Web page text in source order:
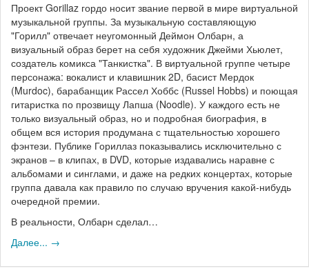
Проект Gorillaz гордо носит звание первой в мире виртуальной
музыкальной группы. За музыкальную составляющую
"Горилл" отвечает неугомонный Деймон Олбарн, а
визуальный образ берет на себя художник Джейми Хьюлет,
создатель комикса "Танкистка". В виртуальной группе четыре
персонажа: вокалист и клавишник 2D, басист Мердок
(Murdoc), барабанщик Рассел Хоббс (Russel Hobbs) и поющая
гитаристка по прозвищу Лапша (Noodle). У каждого есть не
только визуальный образ, но и подробная биография, в
общем вся история продумана с тщательностью хорошего
фэнтези. Публике Гориллаз показывались исключительно с
экранов – в клипах, в DVD, которые издавались наравне с
альбомами и синглами, и даже на редких концертах, которые
группа давала как правило по случаю вручения какой-нибудь
очередной премии.
В реальности, Олбарн сделал…
Далее... →